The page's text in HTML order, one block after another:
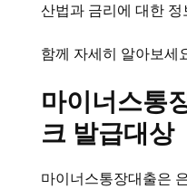
산법과 금리에 대한
함께 자세히 알아보세
마이너스통
크 발급대상
마이너스통장대출은